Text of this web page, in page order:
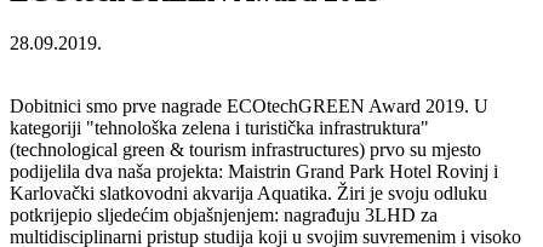
28.09.2019.
Dobitnici smo prve nagrade ECOtechGREEN Award 2019. U
kategoriji "tehnološka zelena i turistička infrastruktura"
(technological green & tourism infrastructures) prvo su mjesto
podijelila dva naša projekta: Maistrin Grand Park Hotel Rovinj i
Karlovački slatkovodni akvarija Aquatika. Žiri je svoju odluku
potkrijepio sljedećim objašnjenjem: nagrađuju 3LHD za
multidisciplinarni pristup studija koji u svojim suvremenim i visoko